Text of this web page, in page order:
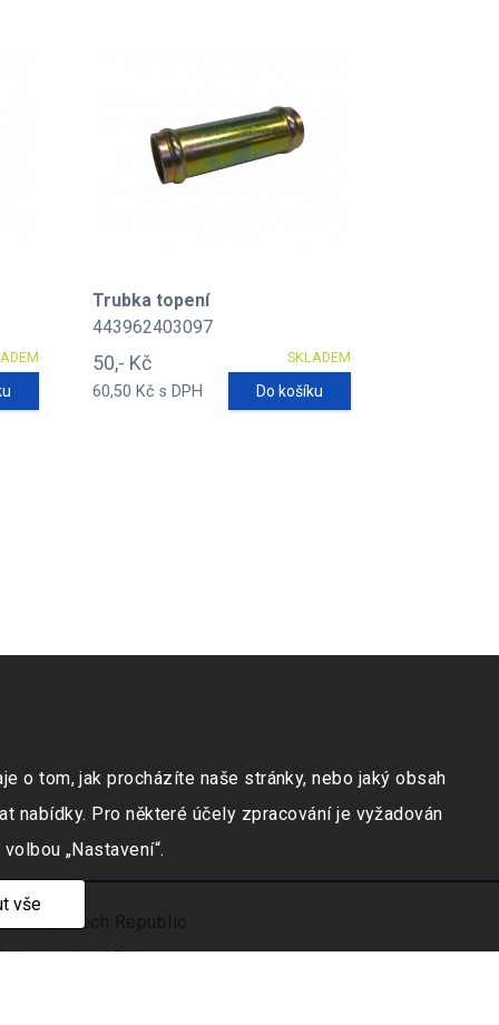
Trubka topení
443962403097
SKLADEM
50,- Kč
60,50 Kč s DPH Do košíku
Czech Republic
vložky 9516
o tom, jak procházíte naše stránky, nebo jaký obsah
nabídky. Pro některé účely zpracování je vyžadován
„Nastavení“.
vše